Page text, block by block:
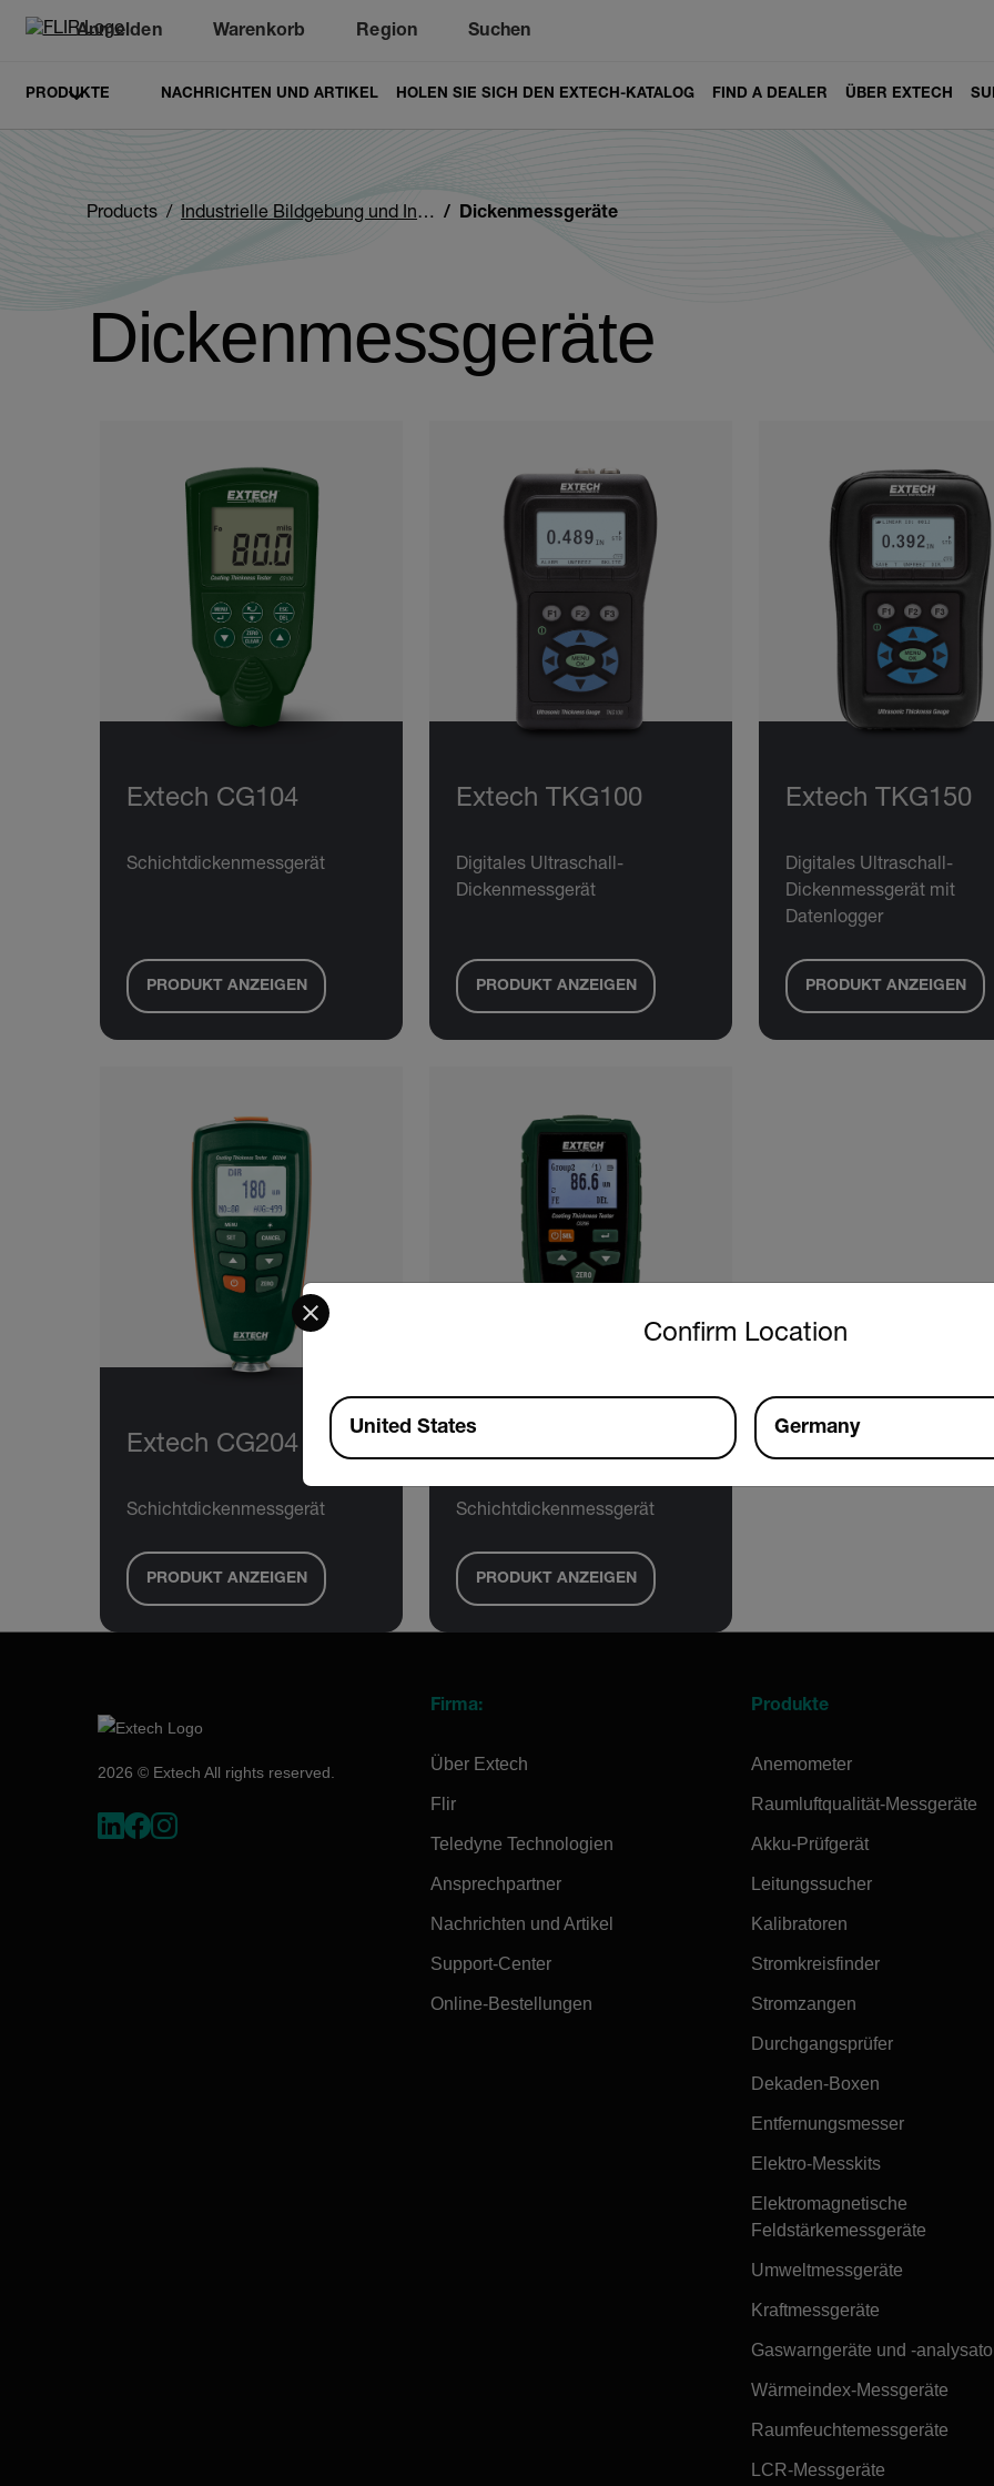
Anmelden
Unread messages
Warenkorb
Region Suchen
PRODUKTE NACHRICHTEN UND ARTIKEL HOLEN SIE SICH DEN EXTECH-KATALOG FIND A DEALER ÜBER EXTECH
Products Industrielle Bildgebung und Inspektion Dickenmessgeräte
Dickenmessgeräte
Extech CG104
Schichtdickenmessgerät
PRODUKT ANZEIGEN
Extech TKG100
Digitales Ultraschall-
Dickenmessgerät
PRODUKT ANZEIGEN
Extech TKG150
Digitales Ultraschall-
Dickenmessgerät mit
Datenlogger
PRODUKT ANZEIGEN
Extech CG204
Schichtdickenmessgerät
PRODUKT ANZEIGEN
Schichtdickenmessgerät
PRODUKT ANZEIGEN
2026 © Extech All rights reserved.
Firma:
Über Extech
Flir
Teledyne Technologien
Ansprechpartner
Nachrichten und Artikel
Support-Center
Online-Bestellungen
Produkte
Anemometer
Raumluftqualität-Messgeräte
Akku-Prüfgerät
Leitungssucher
Kalibratoren
Stromkreisfinder
Stromzangen
Durchgangsprüfer
Dekaden-Boxen
Entfernungsmesser
Elektro-Messkits
Elektromagnetische
Feldstärkemessgeräte
Umweltmessgeräte
Kraftmessgeräte
Gaswarngeräte und -
Wärmeindex-Messgeräte
Raumfeuchtemessgeräte
LCR-Messgeräte
Confirm Location
Select your preferred country and language from the options below to access the
Available Locations
United States Germany